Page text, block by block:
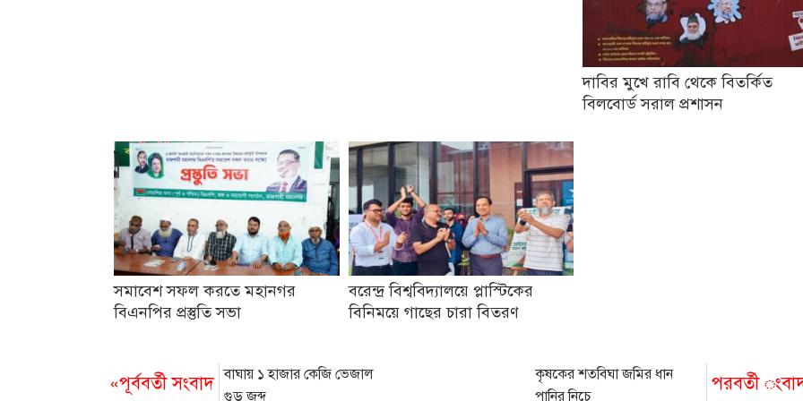
দাবির মুখে রাবি থেকে বিতর্কিত
বিলবোর্ড সরাল প্রশাসন
সমাবেশ সফল করতে মহানগর
বিএনপির প্রস্তুতি সভা
বরেন্দ্র বিশ্ববিদ্যালয়ে প্লাস্টিকের
বিনিময়ে গাছের চারা বিতরণ
«পূর্ববর্তী সংবাদ বাঘায় ১ হাজার কেজি ভেজাল
গুড় জব্দ
পরবর্তী
কৃষকের শতবিঘা জমির ধান
পানির নিচে